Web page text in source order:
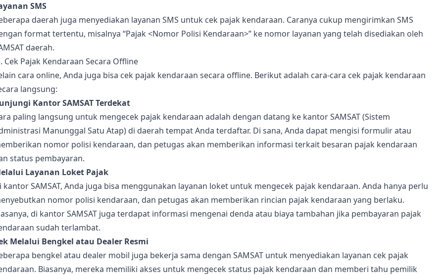
SMS
daerah juga menyediakan layanan SMS untuk cek pajak kendaraan. Caranya cukup mengirimkan SMS
format tertentu, misalnya “Pajak <Nomor Polisi Kendaraan>” ke nomor layanan yang telah disediakan oleh
daerah.
Cek Pajak Kendaraan Secara Offline
cara online, Anda juga bisa cek pajak kendaraan secara offline. Berikut adalah cara-cara cek pajak kendaraan
langsung:
Kantor SAMSAT Terdekat
paling langsung untuk mengecek pajak kendaraan adalah dengan datang ke kantor SAMSAT (Sistem
Manunggal Satu Atap) di daerah tempat Anda terdaftar. Di sana, Anda dapat mengisi formulir atau
nomor polisi kendaraan, dan petugas akan memberikan informasi terkait besaran pajak kendaraan
status pembayaran.
Layanan Loket Pajak
kantor SAMSAT, Anda juga bisa menggunakan layanan loket untuk mengecek pajak kendaraan. Anda hanya perlu
nomor polisi kendaraan, dan petugas akan memberikan rincian pajak kendaraan yang berlaku.
di kantor SAMSAT juga terdapat informasi mengenai denda atau biaya tambahan jika pembayaran pajak
sudah terlambat.
Melalui Bengkel atau Dealer Resmi
bengkel atau dealer mobil juga bekerja sama dengan SAMSAT untuk menyediakan layanan cek pajak
Biasanya, mereka memiliki akses untuk mengecek status pajak kendaraan dan memberi tahu pemilik